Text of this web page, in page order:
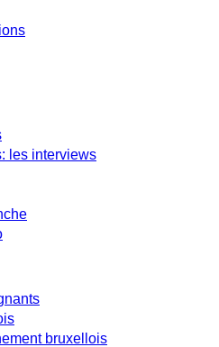
les interviews
bruxellois